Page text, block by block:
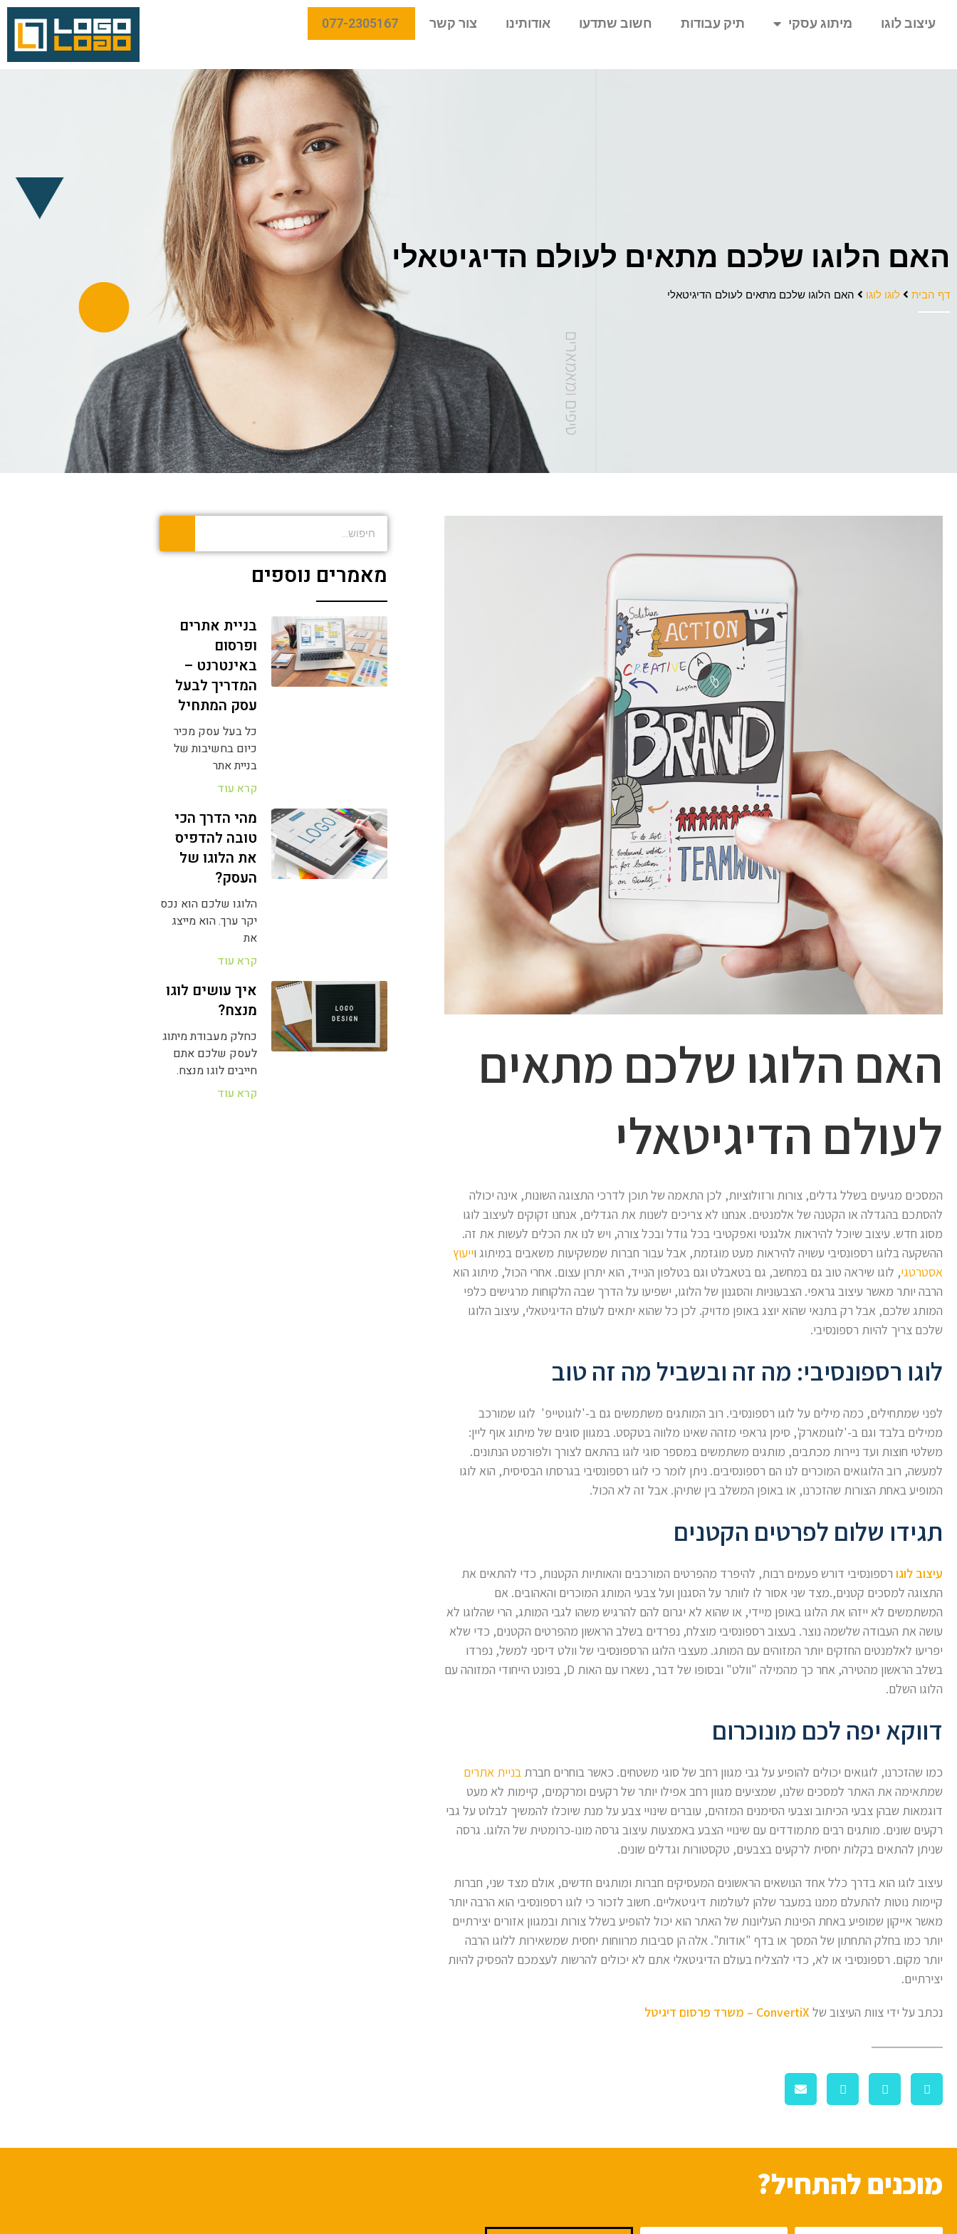
עיצוב לוגו מיתוג עסקי תיק עבודות חשוב שתדעו אודותינו צור קשר
האם הלוגו שלכם מתאים לעולם הדיגיטאלי
דף הבית לוגו לוגו האם הלוגו שלכם מתאים לעולם הדיגיטאלי
האם הלוגו שלכם מתאים
לעולם הדיגיטאלי
המסכים מגיעים בשלל גדלים, צורות ורזולוציות, לכן התאמה של תוכן לדרכי התצוגה השונות, אינה יכולה
להסתכם בהגדלה או הקטנה של אלמנטים. אנחנו לא צריכים לשנות את הגדלים, אנחנו זקוקים לעיצוב לוגו
מסוג חדש. עיצוב שיוכל להיראות אלגנטי ואפקטיבי בכל גודל ובכל צורה, ויש לנו את הכלים לעשות את זה.
ההשקעה בלוגו רספונסיבי עשויה להיראות מעט מוגזמת, אבל עבור חברות שמשקיעות משאבים במיתוג וייעוץ
אסטרטגי, לוגו שיראה טוב גם במחשב, גם בטאבלט וגם בטלפון הנייד, הוא יתרון עצום. אחרי הכול, מיתוג הוא
הרבה יותר מאשר עיצוב גראפי. הצבעוניות והסגנון של הלוגו, ישפיעו על הדרך שבה הלקוחות מרגישים כלפי
המותג שלכם, אבל רק בתנאי שהוא יוצג באופן מדויק. לכן כל שהוא יתאים לעולם הדיגיטאלי, עיצוב הלוגו
שלכם צריך להיות רספונסיבי.
לוגו רספונסיבי: מה זה ובשביל מה זה טוב
לפני שמתחילים, כמה מילים על לוגו רספונסיבי. רוב המותגים משתמשים גם ב-'לוגוטייפ' לוגו שמורכב
ממילים בלבד וגם ב-'לוגומארק', סימן גראפי מזהה שאינו מלווה בטקסט. במגוון סוגים של מיתוג אוף ליין:
משלטי חוצות ועד ניירות מכתבים, מותגים משתמשים במספר סוגי לוגו בהתאם לצורך ולפורמט הנתונים.
למעשה, רוב הלוגואים המוכרים לנו הם רספונסיבים. ניתן לומר כי לוגו רספונסיבי בגרסתו הבסיסית, הוא לוגו
המופיע באחת הצורות שהזכרנו, או באופן המשלב בין שתיהן. אבל זה לא הכול.
תגידו שלום לפרטים הקטנים
עיצוב לוגו רספונסיבי דורש פעמים רבות, להיפרד מהפרטים המורכבים והאותיות הקטנות, כדי להתאים את
התצוגה למסכים קטנים,.מצד שני אסור לו לוותר על הסגנון ועל צבעי המותג המוכרים והאהובים. אם
המשתמשים לא ייזהו את הלוגו באופן מיידי, או שהוא לא יגרום להם להרגיש משהו לגבי המותג, הרי שהלוגו לא
עושה את העבודה שלשמה נוצר. בעצוב רספונסיבי מוצלח, נפרדים בשלב הראשון מהפרטים הקטנים, כדי שלא
יפריעו לאלמנטים החזקים יותר המזוהים עם המותג. מעצבי הלוגו הרספונסיבי של וולט דיסני למשל, נפרדו
בשלב הראשון מהטירה, אחר כך מהמילה "וולט" ובסופו של דבר, נשארו עם האות D, בפונט הייחודי המזוהה עם
הלוגו השלם.
דווקא יפה לכם מונוכרום
כמו שהזכרנו, לוגואים יכולים להופיע על גבי מגוון רחב של סוגי משטחים. כאשר בוחרים חברת בניית אתרים
שמתאימה את האתר למסכים שלנו, שמציעים מגוון רחב אפילו יותר של רקעים ומרקמים, קיימות לא מעט
דוגמאות שבהן צבעי הכיתוב וצבעי הסימנים המזהים, עוברים שינויי צבע על מנת שיוכלו להמשיך לבלוט על גבי
רקעים שונים. מותגים רבים מתמודדים עם שינויי הצבע באמצעות עיצוב גרסה מונו-כרומטית של הלוגו. גרסה
שניתן להתאים בקלות יחסית לרקעים בצבעים, טקסטורות וגדלים שונים.
עיצוב לוגו הוא בדרך כלל אחד הנושאים הראשונים המעסיקים חברות ומותגים חדשים, אולם מצד שני, חברות
קיימות נוטות להתעלם ממנו במעבר שלהן לעולמות דיגיטאליים. חשוב לזכור כי לוגו רספונסיבי הוא הרבה יותר
מאשר אייקון שמופיע באחת הפינות העליונות של האתר הוא יכול להופיע בשלל צורות ובמגוון אזורים יצירתיים
יותר כמו בחלק התחתון של המסך או בדף "אודות". אלה הן סביבות מרווחות יחסית שמשאירות ללוגו הרבה
יותר מקום. רספונסיבי או לא, כדי להצליח בעולם הדיגיטאלי אתם לא יכולים להרשות לעצמכם להפסיק להיות
יצירתיים.
נכתב על ידי צוות העיצוב של ConvertiX – משרד פרסום דיגיטל
מאמרים נוספים
בניית אתרים
ופרסום
באינטרנט –
המדריך לבעל
עסק המתחיל
כל בעל עסק מכיר
כיום בחשיבות של
בניית אתר
קרא עוד
מהי הדרך הכי
טובה להדפיס
את הלוגו של
העסק?
הלוגו שלכם הוא נכס
יקר ערך. הוא מייצג
את
קרא עוד
איך עושים לוגו
מנצח?
כחלק מעבודת מיתוג
לעסק שלכם אתם
חייבים לוגו מנצח.
קרא עוד
מוכנים להתחיל?